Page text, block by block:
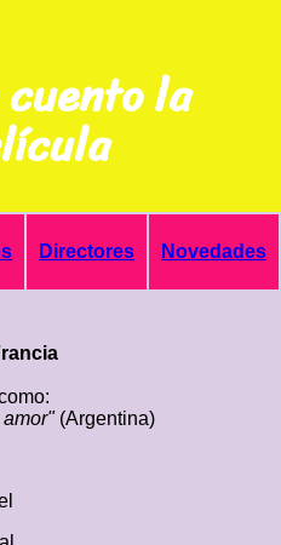
cuento la
Directores Novedades
(Argentina)